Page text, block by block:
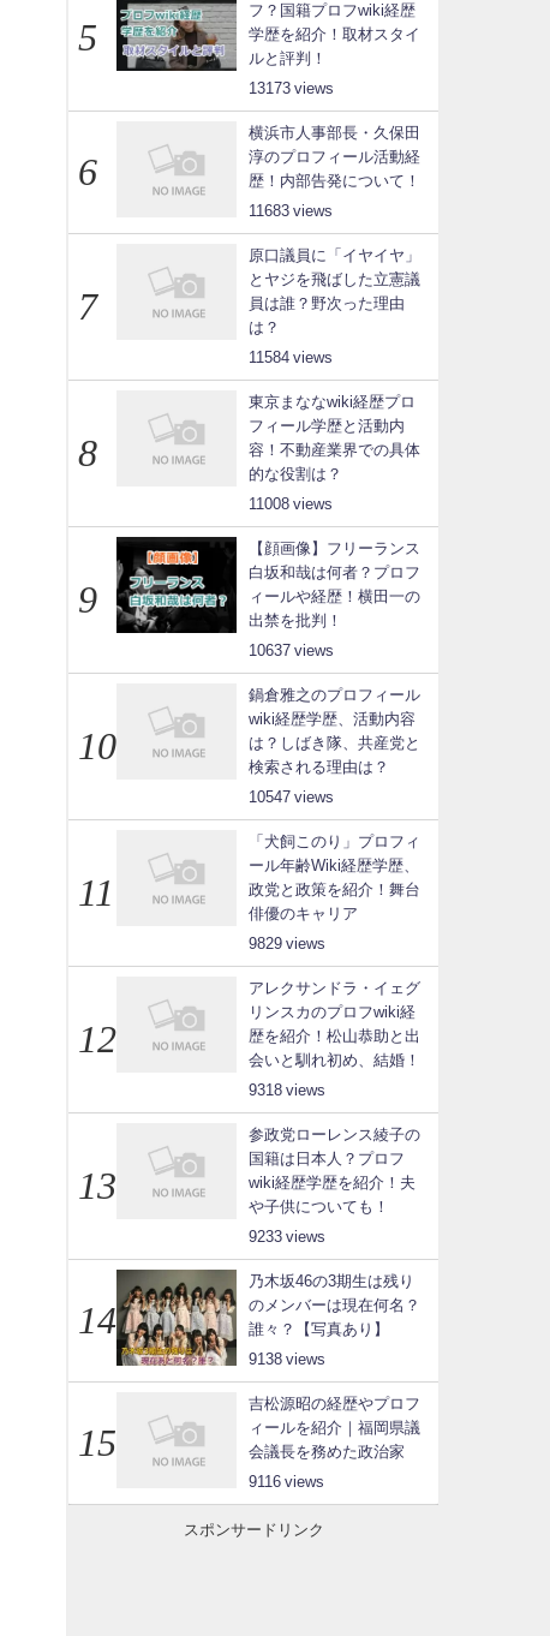
フ？国籍プロフwiki経歴
学歴を紹介！取材スタイ
ルと評判！
13173
横浜市人事部長・久保田
淳のプロフィール活動経
歴！内部告発について！
11683
原口議員に「イヤイヤ」
とヤジを飛ばした立憲議
員は誰？野次った理由
は？
11584
東京まななwiki経歴プロ
フィール学歴と活動内
容！不動産業界での具体
的な役割は？
11008
【顔画像】フリーランス
白坂和哉は何者？プロフ
ィールや経歴！横田一の
出禁を批判！
10637
鍋倉雅之のプロフィール
wiki経歴学歴、活動内容
は？しばき隊、共産党と
検索される理由は？
10547
「犬飼このり」プロフィ
ール年齢Wiki経歴学歴、
政党と政策を紹介！舞台
俳優のキャリア
9829
アレクサンドラ・イェグ
リンスカのプロフwiki経
歴を紹介！松山恭助と出
会いと馴れ初め、結婚！
9318
参政党ローレンス綾子の
国籍は日本人？プロフ
wiki経歴学歴を紹介！夫
や子供についても！
9233
乃木坂46の3期生は残り
のメンバーは現在何名？
誰々？【写真あり】
9138
吉松源昭の経歴やプロフ
ィールを紹介｜福岡県議
会議長を務めた政治家
9116
スポンサードリンク